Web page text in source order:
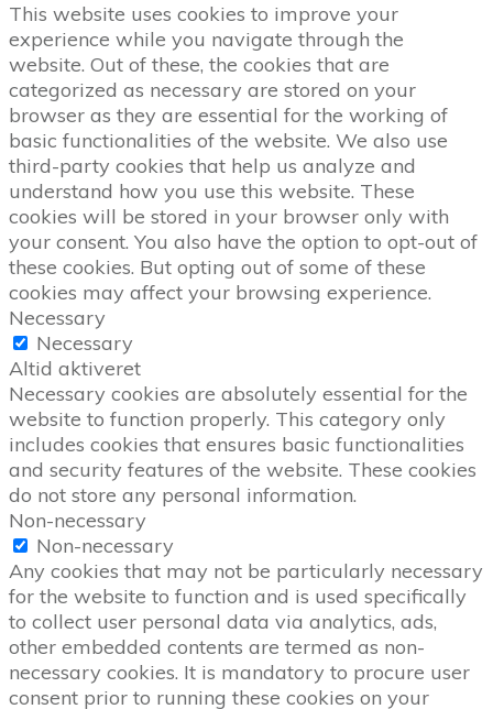
This website uses cookies to improve your
experience while you navigate through the
website. Out of these, the cookies that are
categorized as necessary are stored on your
browser as they are essential for the working of
basic functionalities of the website. We also use
third-party cookies that help us analyze and
understand how you use this website. These
cookies will be stored in your browser only with
your consent. You also have the option to opt-out of
these cookies. But opting out of some of these
cookies may affect your browsing experience.
Necessary
Necessary
Altid aktiveret
Necessary cookies are absolutely essential for the
website to function properly. This category only
includes cookies that ensures basic functionalities
and security features of the website. These cookies
do not store any personal information.
Non-necessary
Non-necessary
Any cookies that may not be particularly necessary
for the website to function and is used specifically
to collect user personal data via analytics, ads,
other embedded contents are termed as non-
necessary cookies. It is mandatory to procure user
consent prior to running these cookies on your